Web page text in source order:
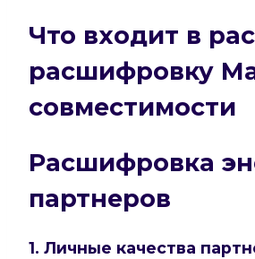
Что входит в
расшифровку
совместимости
Расшифровка
партнеров
1. Личные качества